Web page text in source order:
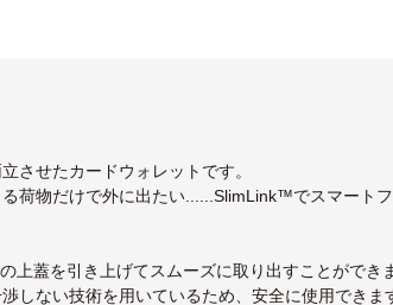
させたカードウォレットです。
荷物だけで外に出たい......SlimLink™でスマート
上蓋を引き上げてスムーズに取り出すことができ
しない技術を用いているため、安全に使用できま